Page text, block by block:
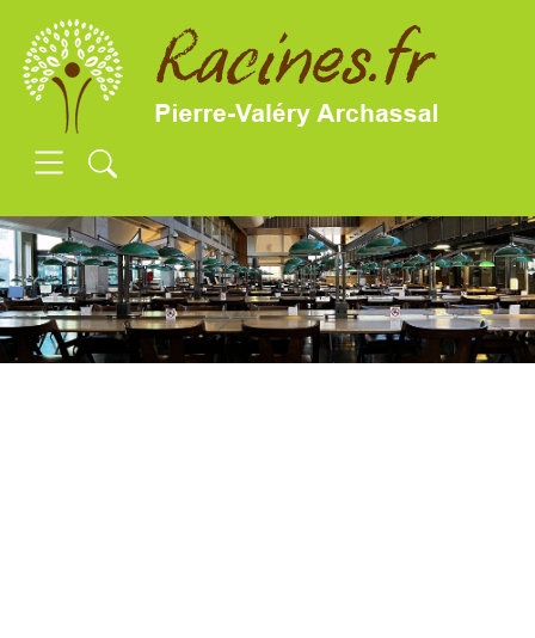
SKIP TO MAIN CONTENT